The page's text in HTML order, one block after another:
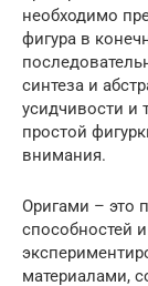
необходимо
фигура в
синтеза и
усидчивости и
простой
внимания.
Оригами – это
способностей
материалами,